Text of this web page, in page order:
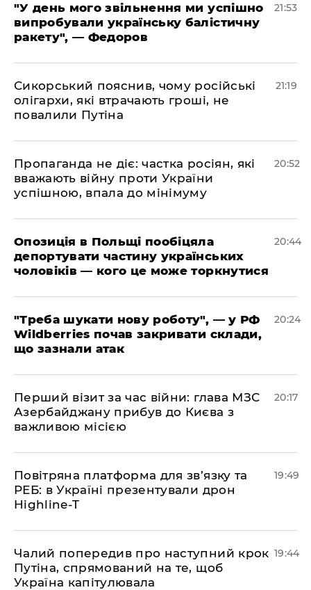
​"У день мого звільнення ми успішно
випробували українську балістичну
ракету", — Федоров
21:53
​Сикорський пояснив, чому російські
олігархи, які втрачають гроші, не
повалили Путіна
21:19
​Пропаганда не діє: частка росіян, які
вважають війну проти України
успішною, впала до мінімуму
20:52
​Опозиція в Польщі пообіцяла
депортувати частину українських
чоловіків — кого це може торкнутися
20:44
​"Треба шукати нову роботу", — у РФ
Wildberries почав закривати склади,
що зазнали атак
20:24
​Перший візит за час війни: глава МЗС
Азербайджану прибув до Києва з
важливою місією
20:17
​Повітряна платформа для зв’язку та
РЕБ: в Україні презентували дрон
Highline-T
19:49
​Чалий попередив про наступний крок
Путіна, спрямований на те, щоб
Україна капітулювала
19:44